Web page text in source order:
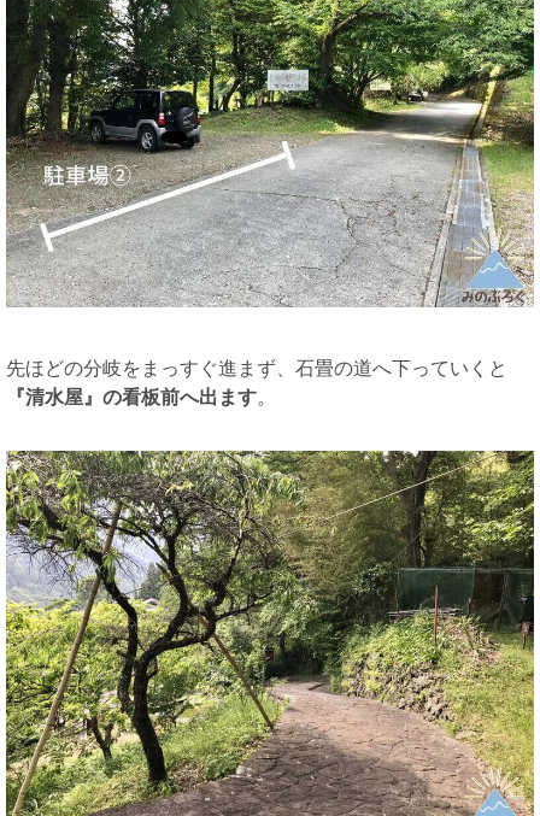
先ほどの分岐をまっすぐ進まず、石畳の道へ下っていくと
『清水屋』の看板前へ出ます。